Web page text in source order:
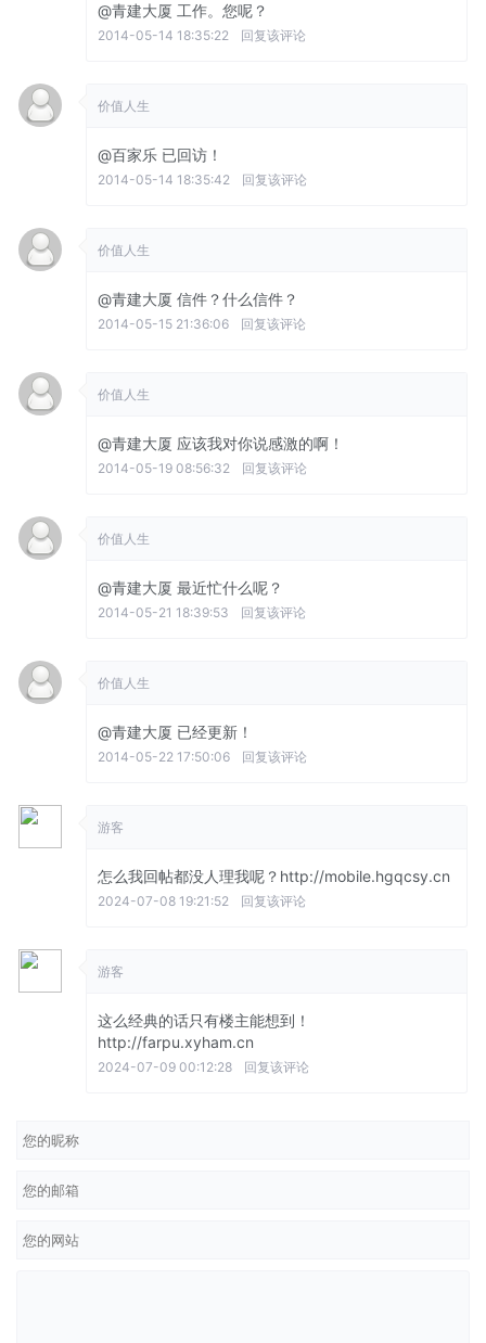
@青建大厦 工作。您呢？
2014-05-14 18:35:22 回复该评论
价值人生
@百家乐 已回访！
2014-05-14 18:35:42 回复该评论
价值人生
@青建大厦 信件？什么信件？
2014-05-15 21:36:06 回复该评论
价值人生
@青建大厦 应该我对你说感激的啊！
2014-05-19 08:56:32 回复该评论
价值人生
@青建大厦 最近忙什么呢？
2014-05-21 18:39:53 回复该评论
价值人生
@青建大厦 已经更新！
2014-05-22 17:50:06 回复该评论
游客
怎么我回帖都没人理我呢？http://mobile.hgqcsy.cn
2024-07-08 19:21:52 回复该评论
游客
这么经典的话只有楼主能想到！
http://farpu.xyham.cn
2024-07-09 00:12:28 回复该评论